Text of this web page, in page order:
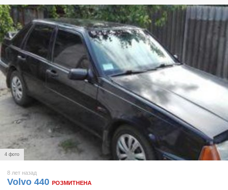
4 фото
8 лет назад
Volvo 440 РОЗМИТНЕНА